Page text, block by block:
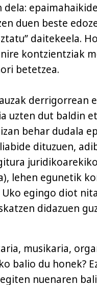
dela:
duen beste
daitekeela.
kontzientziak
betetzea.
derrigorrean
uzten dut baldin
behar dudala
dituzuen,
lehen egunetik
egingo diot
didazuen
musikaria,
balio du honek?
nuenaren